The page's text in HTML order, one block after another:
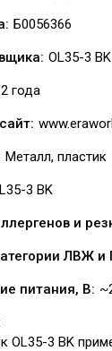
Б0056366
OL35-3 BK
2 года
Металл, пластик
3 BK
и
ЛВЖ и
питания, В:
OL35-3 BK